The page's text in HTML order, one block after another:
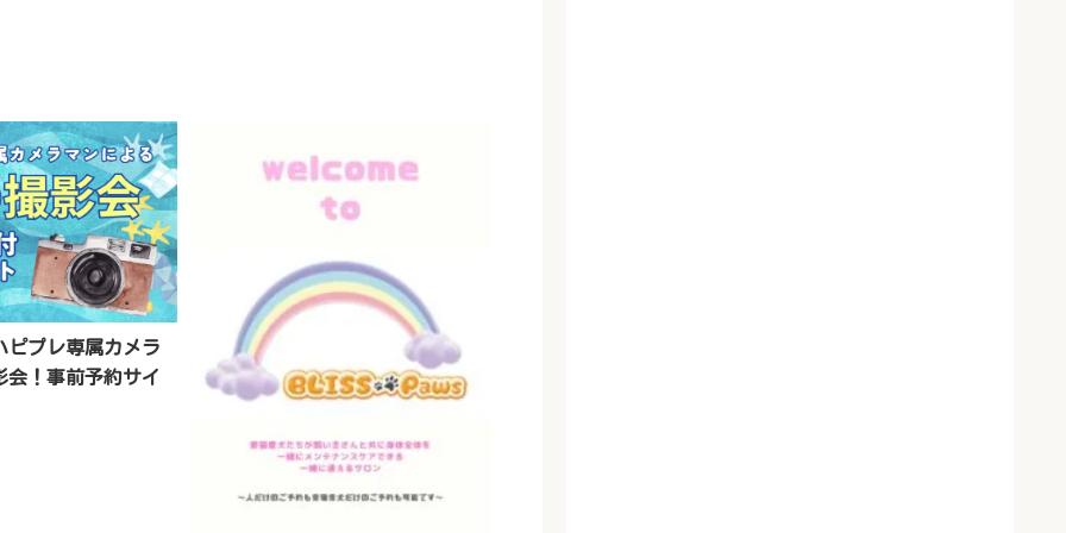
ピプレ専属カメラ
会！事前予約サイ